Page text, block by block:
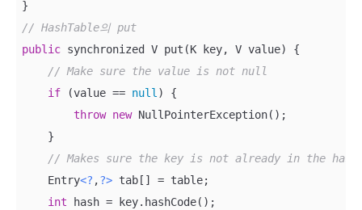
// HashTable의 put
public synchronized V put(K key, V value) {
// Make sure the value is not null
if (value == null) {
throw new NullPointerException();
    }
// Makes sure the key is not already in the
    Entry
<? ,?> tab[] = table;
int hash = key.hashCode();